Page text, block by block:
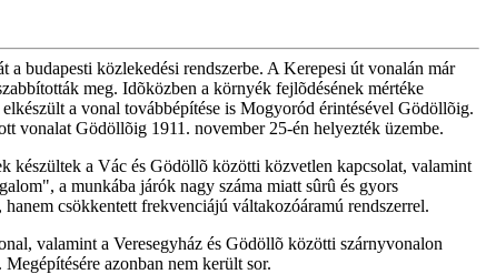
budapesti közlekedési rendszerbe. A Kerepesi út vonalán már
meg. Idõközben a környék fejlõdésének mértéke
a vonal továbbépítése is Mogyoród érintésével Gödöllõig.
vonalat Gödöllõig 1911. november 25-én helyezték üzembe.
készültek a Vác és Gödöllõ közötti közvetlen kapcsolat, valamint
a munkába járók nagy száma miatt sûrû és gyors
csökkentett frekvenciájú váltakozóáramú rendszerrel.
valamint a Veresegyház és Gödöllõ közötti szárnyvonalon
azonban nem került sor.